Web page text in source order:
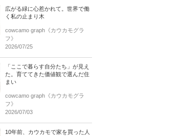
広がる緑に心惹かれて。世界で働
く私の止まり木
cowcamo graph《カウカモグラ
フ》
2026/07/25
「ここで暮らす自分たち」が見え
た。育ててきた価値観で選んだ住
まい
cowcamo graph《カウカモグラ
フ》
2026/07/03
10年前、カウカモで家を買った人